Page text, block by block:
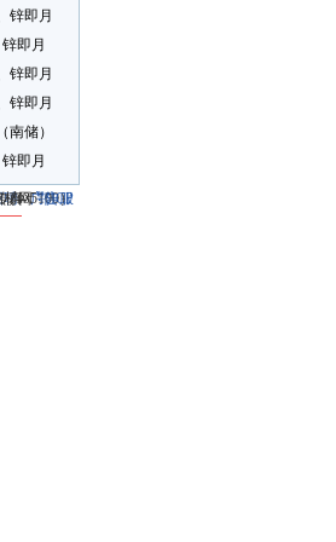
锌即月
即月
锌即月
锌即月
南储）
即月
聘-广告服
真：
435100）
材网鄂ICP